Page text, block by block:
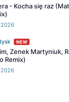
- Kocha się raz
NEW
Zenek Martyniuk,
Remix)